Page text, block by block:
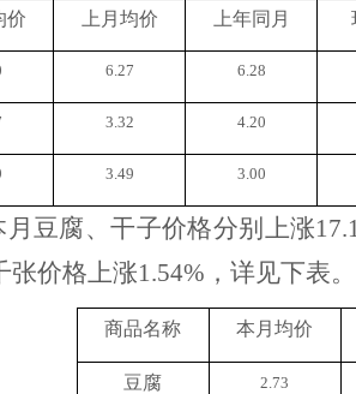
价 上月均价 上年同月
6.27 6.28
3.32 4.20
3.49 3.00
月豆腐、干子价格分别上涨
价格上涨1.54%， 详见下表。
商品名称 本月均价
豆腐 2.73